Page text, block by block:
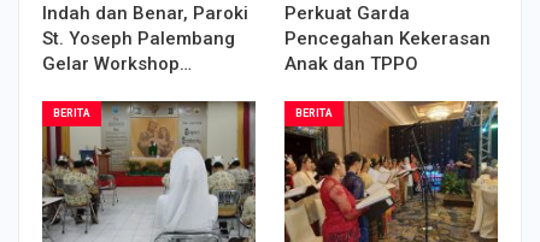
Indah dan Benar, Paroki
St. Yoseph Palembang
Gelar Workshop…
Perkuat Garda
Pencegahan Kekerasan
Anak dan TPPO
BERITA BERITA